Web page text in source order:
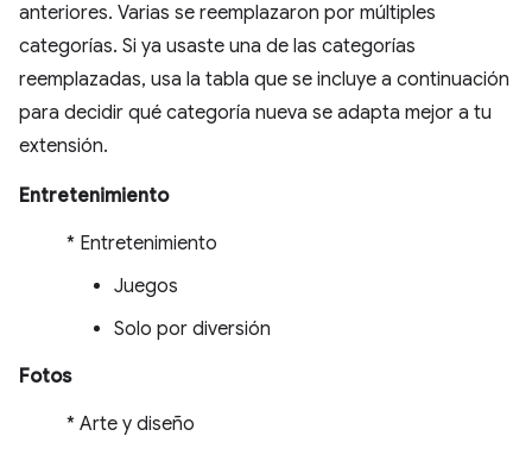
anteriores. Varias se reemplazaron por múltiples
categorías. Si ya usaste una de las categorías
reemplazadas, usa la tabla que se incluye a continuación
para decidir qué categoría nueva se adapta mejor a tu
extensión.
Entretenimiento
* Entretenimiento
Juegos
Solo por diversión
Fotos
* Arte y diseño